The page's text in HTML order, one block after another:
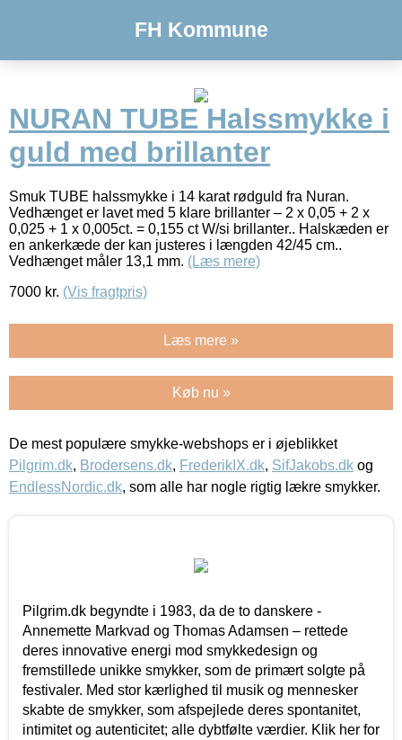
FH Kommune
NURAN TUBE Halssmykke i
guld med brillanter
Smuk TUBE halssmykke i 14 karat rødguld fra Nuran.
Vedhænget er lavet med 5 klare brillanter – 2 x 0,05 + 2 x
0,025 + 1 x 0,005ct. = 0,155 ct W/si brillanter.. Halskæden er
en ankerkæde der kan justeres i længden 42/45 cm..
Vedhænget måler 13,1 mm. (Læs mere)
7000 kr. (Vis fragtpris)
Læs mere »
Køb nu »
De mest populære smykke-webshops er i øjeblikket
Pilgrim.dk, Brodersens.dk, FrederikIX.dk, SifJakobs.dk og
EndlessNordic.dk, som alle har nogle rigtig lækre smykker.
Pilgrim.dk begyndte i 1983, da de to danskere -
Annemette Markvad og Thomas Adamsen – rettede
deres innovative energi mod smykkedesign og
fremstillede unikke smykker, som de primært solgte på
festivaler. Med stor kærlighed til musik og mennesker
skabte de smykker, som afspejlede deres spontanitet,
intimitet og autenticitet; alle dybtfølte værdier. Klik her for